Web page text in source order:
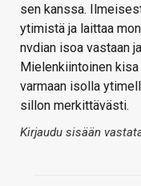
sen kanssa.
ytimistä ja laittaa
nvdian isoa vastaan
Mielenkiintoinen
varmaan isolla
sillon merkittävästi.
Kirjaudu sisään